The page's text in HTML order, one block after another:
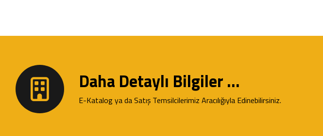
Daha Detaylı Bilgiler ...
E-Katalog ya da Satış Temsilcilerimiz Aracılığıyla Edinebilirsiniz.